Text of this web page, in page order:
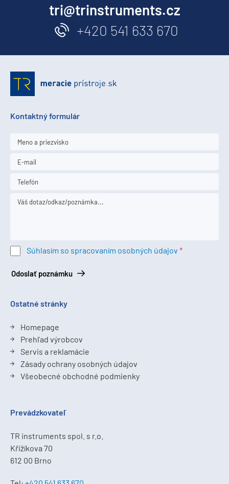
tri@trinstruments.cz
+420 541 633 670
Kontaktný formulár
Súhlasím so spracovaním osobných údajov
Odoslať poznámku
Ostatné stránky
Homepage
Prehľad výrobcov
Servis a reklamácie
Zásady ochrany osobných údajov
Všeobecné obchodné podmienky
Prevádzkovateľ
TR instruments spol. s r.o.
Křižíkova 70
612 00 Brno